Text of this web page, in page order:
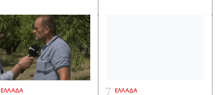
ΕΛΛΑΔΑ ΕΛΛΑΔΑ